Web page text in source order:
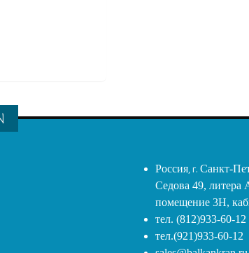
Россия, г. Санкт-
Седова 49, литера
помещение 3Н,
тел. (812)933-60-12
тел.(921)933-60-12